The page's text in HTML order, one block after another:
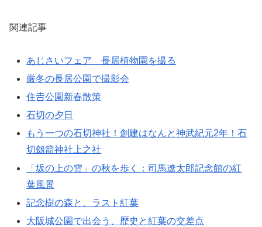
関連記事
あじさいフェア 長居植物園を撮る
厳冬の長居公園で撮影会
住𠮷公園新春散策
石切の夕日
もう一つの石切神社！創建はなんと神武紀元2年！石
切劔箭神社上之社
「坂の上の雲」の秋を歩く：司馬遼太郎記念館の紅
葉風景
記念樹の森と、ラスト紅葉
大阪城公園で出会う、歴史と紅葉の交差点